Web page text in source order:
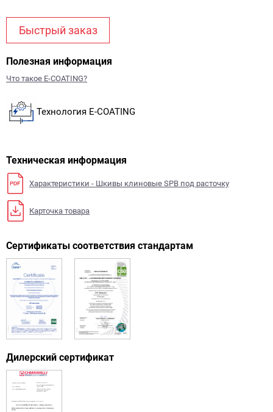
Быстрый заказ
Полезная информация
Что такое E-COATING?
Технология E-COATING
Техническая информация
Характеристики - Шкивы клиновые SPB под расточку
Карточка товара
Сертификаты соответствия стандартам
Дилерский сертификат